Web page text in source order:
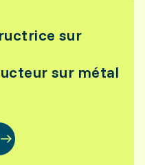
sur
sur métal